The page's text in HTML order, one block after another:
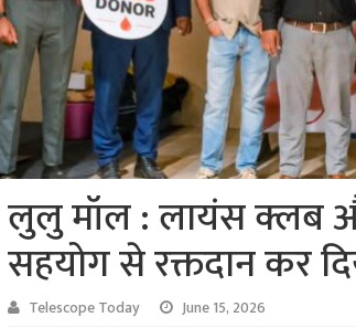
लुलु मॉल : लायंस क्लब
सहयोग से रक्तदान कर
Telescope Today June 15, 2026